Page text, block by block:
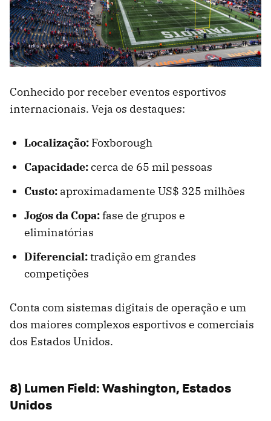
Conhecido por receber eventos esportivos
internacionais. Veja os destaques:
Localização: Foxborough
Capacidade:cerca de 65 mil pessoas
Custo: aproximadamente US$ 325 milhões
Jogos da Copa:fase de grupos e
eliminatórias
Diferencial:tradição em grandes
competições
Conta com sistemas digitais de operação e um
dos maiores complexos esportivos e comerciais
dos Estados Unidos.
8) Lumen Field: Washington, Estados
Unidos